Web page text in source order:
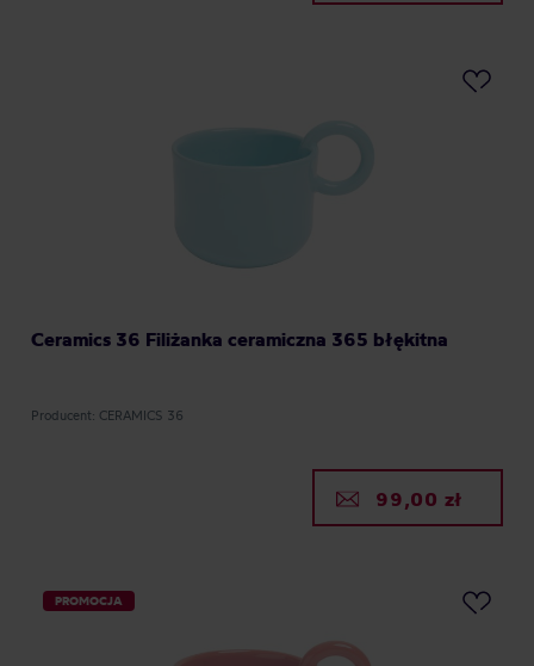
Ceramics 36 Filiżanka ceramiczna 365 błękitna
Producent: CERAMICS 36
99,00 zł
PROMOCJA